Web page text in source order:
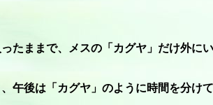
たままで、メスの「カグヤ」だけ外に
午後は「カグヤ」のように時間を分け